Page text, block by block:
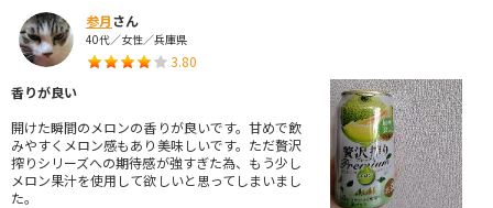
参月さん
40代／女性／兵庫県
3.80
香りが良い
開けた瞬間のメロンの香りが良いです。甘めで飲
みやすくメロン感もあり美味しいです。ただ贅沢
搾りシリーズへの期待感が強すぎた為、もう少し
メロン果汁を使用して欲しいと思ってしまいまし
た。